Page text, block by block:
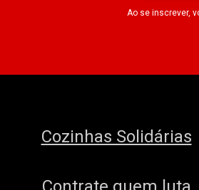
Ao se inscrever,
Cozinhas Solidárias